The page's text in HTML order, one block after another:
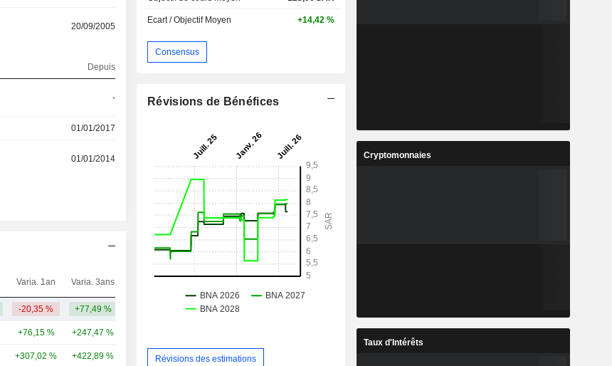
20/09/2005
Depuis
-
01/01/2017
01/01/2014
Varia. 1an Varia. 3ans
-20,35 % +77,49 %
+76,15 % +247,47 %
+307,02 % +422,89 % 7,92 Md
Ecart / Objectif Moyen +14,42 %
Consensus
Révisions de Bénéfices
Révisions des estimations
Cryptomonnaies
Taux d'Intérêts